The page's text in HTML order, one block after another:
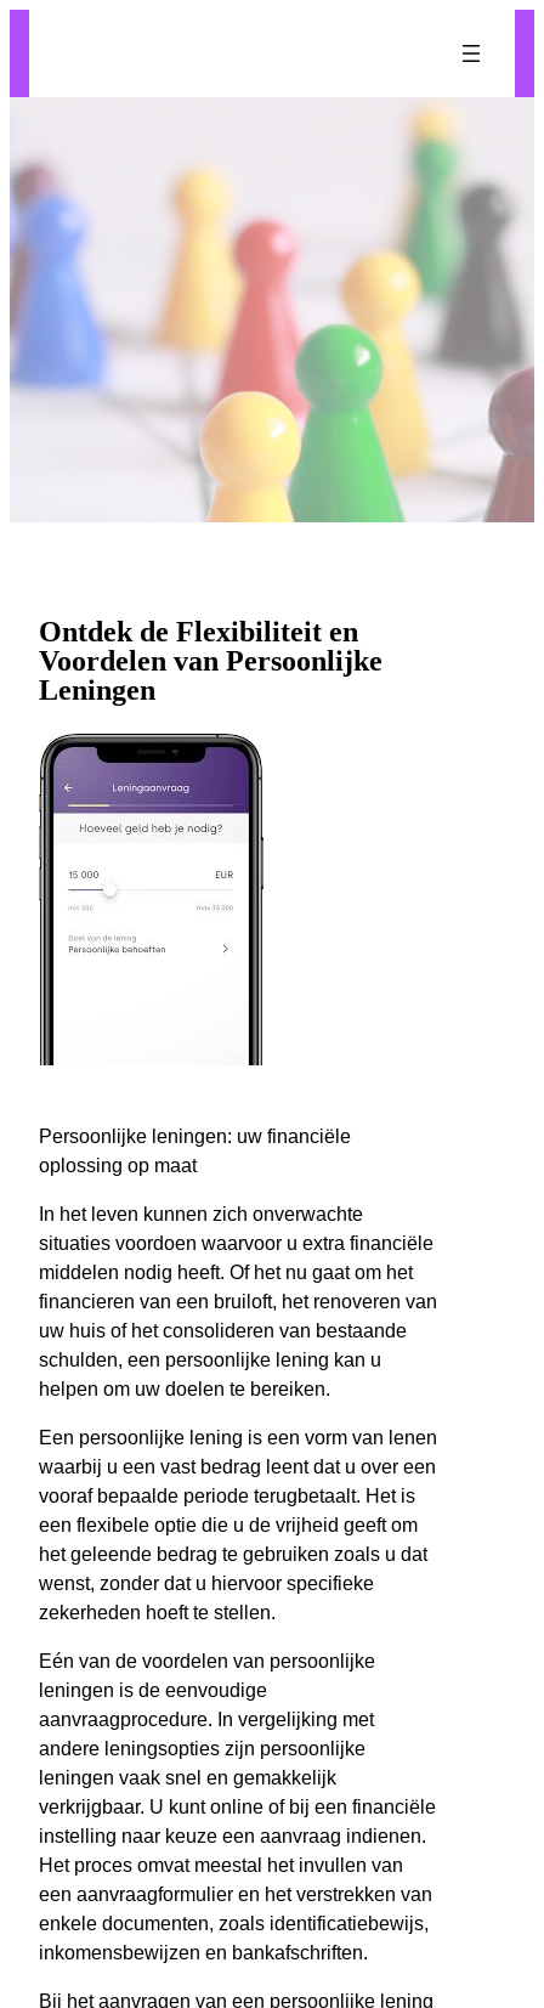
Ontdek de Flexibiliteit en
Voordelen van Persoonlijke
Leningen
Persoonlijke leningen: uw financiële
oplossing op maat
In het leven kunnen zich onverwachte
situaties voordoen waarvoor u extra financiële
middelen nodig heeft. Of het nu gaat om het
financieren van een bruiloft, het renoveren van
uw huis of het consolideren van bestaande
schulden, een persoonlijke lening kan u
helpen om uw doelen te bereiken.
Een persoonlijke lening is een vorm van lenen
waarbij u een vast bedrag leent dat u over een
vooraf bepaalde periode terugbetaalt. Het is
een flexibele optie die u de vrijheid geeft om
het geleende bedrag te gebruiken zoals u dat
wenst, zonder dat u hiervoor specifieke
zekerheden hoeft te stellen.
Eén van de voordelen van persoonlijke
leningen is de eenvoudige
aanvraagprocedure. In vergelijking met
andere leningsopties zijn persoonlijke
leningen vaak snel en gemakkelijk
verkrijgbaar. U kunt online of bij een financiële
instelling naar keuze een aanvraag indienen.
Het proces omvat meestal het invullen van
een aanvraagformulier en het verstrekken van
enkele documenten, zoals identificatiebewijs,
inkomensbewijzen en bankafschriften.
Bij het aanvragen van een persoonlijke lening